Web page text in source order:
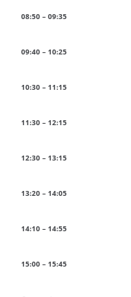
08:50 – 09:35
09:40 – 10:25
10:30 – 11:15
11:30 – 12:15
12:30 – 13:15
13:20 – 14:05
14:10 – 14:55
15:00 – 15:45